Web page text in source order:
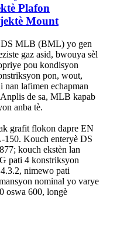
Plafon
Mount
MLB (BML) yo gen
gaz asid, bwouya sèl
pou kondisyon
pon, wout,
nan lafimen echapman
de sa, MLB kapab
anba tè.
grafit flokon dapre EN
150. Kouch enteryè DS
kouch ekstèn lan
pati 4 konstriksyon
nimewo pati
nominal yo varye
oswa 600, longè